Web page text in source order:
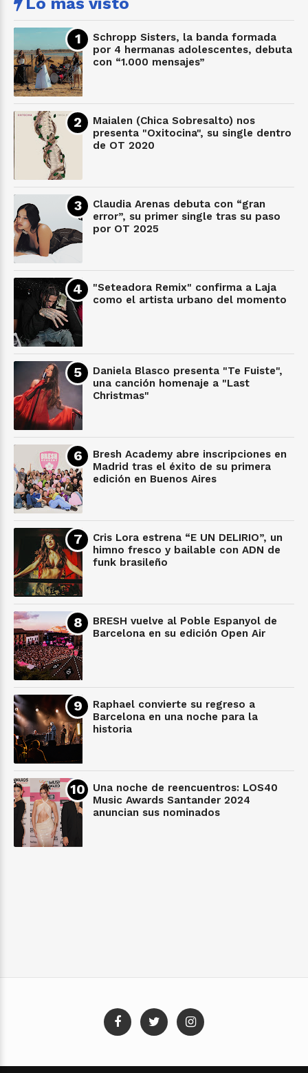
Schropp Sisters, la banda formada
por 4 hermanas adolescentes, debuta
con “1.000 mensajes”
Maialen (Chica Sobresalto) nos
presenta "Oxitocina", su single dentro
de OT 2020
Claudia Arenas debuta con “gran
error”, su primer single tras su paso
por OT 2025
"Seteadora Remix" confirma a Laja
como el artista urbano del momento
Daniela Blasco presenta "Te Fuiste",
una canción homenaje a "Last
Christmas"
Bresh Academy abre inscripciones en
Madrid tras el éxito de su primera
edición en Buenos Aires
Cris Lora estrena “E UN DELIRIO”, un
himno fresco y bailable con ADN de
funk brasileño
BRESH vuelve al Poble Espanyol de
Barcelona en su edición Open Air
Raphael convierte su regreso a
Barcelona en una noche para la
historia
Una noche de reencuentros: LOS40
Music Awards Santander 2024
anuncian sus nominados